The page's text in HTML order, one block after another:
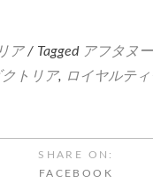
ア / Tagged アフタヌ
クトリア, ロイヤルテ
SHARE ON:
FACEBOOK